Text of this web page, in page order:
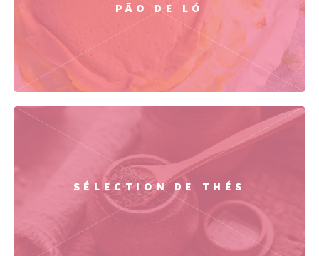
PÃO DE LÓ
SÉLECTION DE THÉS